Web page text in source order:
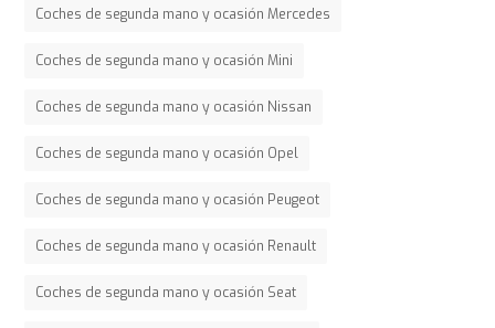
Coches de segunda mano y ocasión Mercedes
Coches de segunda mano y ocasión Mini
Coches de segunda mano y ocasión Nissan
Coches de segunda mano y ocasión Opel
Coches de segunda mano y ocasión Peugeot
Coches de segunda mano y ocasión Renault
Coches de segunda mano y ocasión Seat